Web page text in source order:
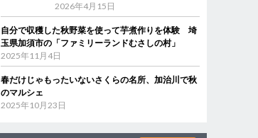
2026年4月15日
自分で収穫した秋野菜を使って芋煮作りを体験 埼
玉県加須市の「ファミリーランドむさしの村」
2025年11月4日
春だけじゃもったいないさくらの名所、加治川で秋
のマルシェ
2025年10月23日